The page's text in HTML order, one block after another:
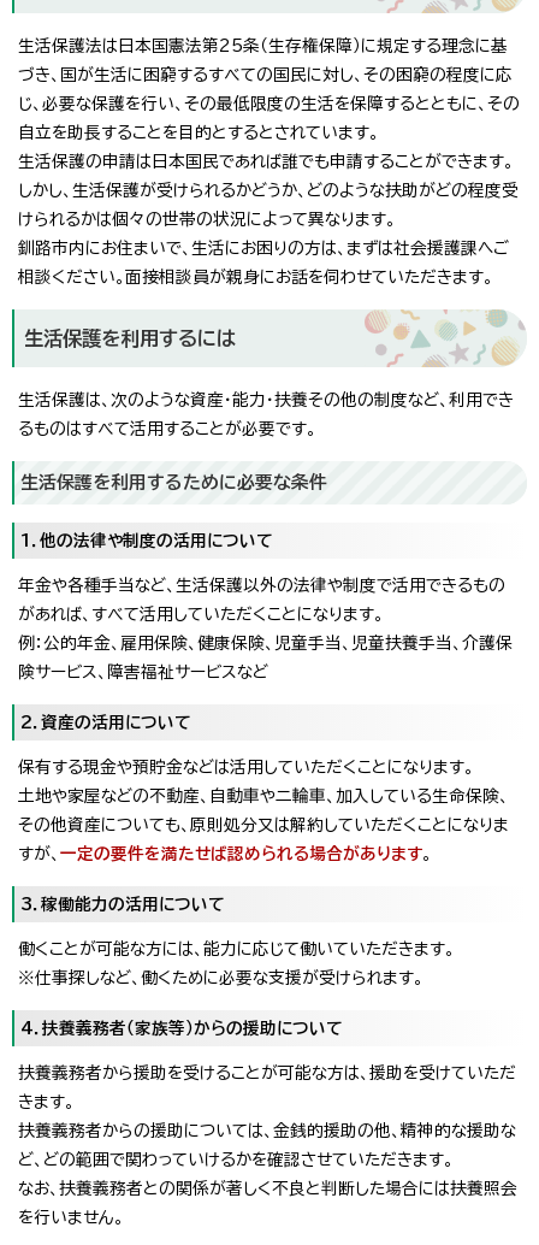
生活保護法は日本国憲法第25条（生存権保障）に規定する理念に基
づき、国が生活に困窮するすべての国民に対し、その困窮の程度に応
じ、必要な保護を行い、その最低限度の生活を保障するとともに、その
自立を助長することを目的とするとされています。
生活保護の申請は日本国民であれば誰でも申請することができます。
しかし、生活保護が受けられるかどうか、どのような扶助がどの程度受
けられるかは個々の世帯の状況によって異なります。
釧路市内にお住まいで、生活にお困りの方は、まずは社会援護課へご
相談ください。面接相談員が親身にお話を伺わせていただきます。
生活保護を利用するには
生活保護は、次のような資産・能力・扶養その他の制度など、利用でき
るものはすべて活用することが必要です。
生活保護を利用するために必要な条件
1．他の法律や制度の活用について
年金や各種手当など、生活保護以外の法律や制度で活用できるもの
があれば、すべて活用していただくことになります。
例：公的年金、雇用保険、健康保険、児童手当、児童扶養手当、介護保
険サービス、障害福祉サービスなど
2．資産の活用について
保有する現金や預貯金などは活用していただくことになります。
土地や家屋などの不動産、自動車や二輪車、加入している生命保険、
その他資産についても、原則処分又は解約していただくことになりま
すが、 一定の要件を満たせば認められる場合があります。
3．稼働能力の活用について
働くことが可能な方には、能力に応じて働いていただきます。
※仕事探しなど、働くために必要な支援が受けられます。
4．扶養義務者（家族等）からの援助について
扶養義務者から援助を受けることが可能な方は、援助を受けていただ
きます。
扶養義務者からの援助については、金銭的援助の他、精神的な援助な
ど、どの範囲で関わっていけるかを確認させていただきます。
なお、扶養義務者との関係が著しく不良と判断した場合には扶養照会
を行いません。